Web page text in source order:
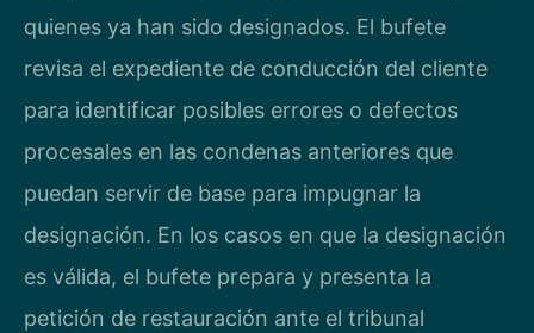
quienes ya han sido designados. El bufete
revisa el expediente de conducción del cliente
para identificar posibles errores o defectos
procesales en las condenas anteriores que
puedan servir de base para impugnar la
designación. En los casos en que la designación
es válida, el bufete prepara y presenta la
petición de restauración ante el tribunal